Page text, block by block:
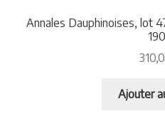
Annales Dauphinoises, lot
Ajouter